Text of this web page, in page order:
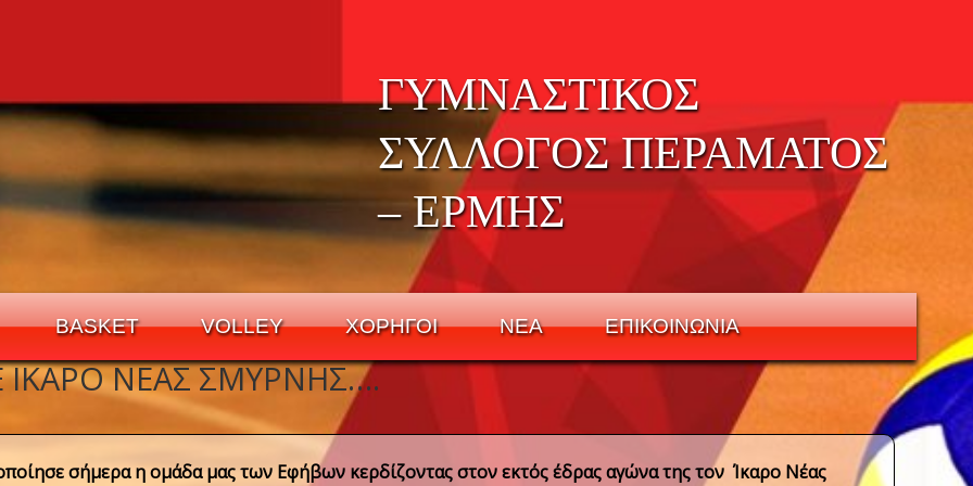
ΓΥΜΝΑΣΤΙΚΟΣ
ΣΥΛΛΟΓΟΣ ΠΕΡΑΜΑΤΟΣ
– ΕΡΜΗΣ
BASKET VOLLEY ΧΟΡΗΓΟΙ ΝΕΑ ΕΠΙΚΟΙΝΩΝΙΑ
ΝΈΑΣ ΣΜΎΡΝΗΣ….
σήμερα η ομάδα μας των Εφήβων κερδίζοντας στον εκτός έδρας αγώνα της τον Ίκαρο Νέας